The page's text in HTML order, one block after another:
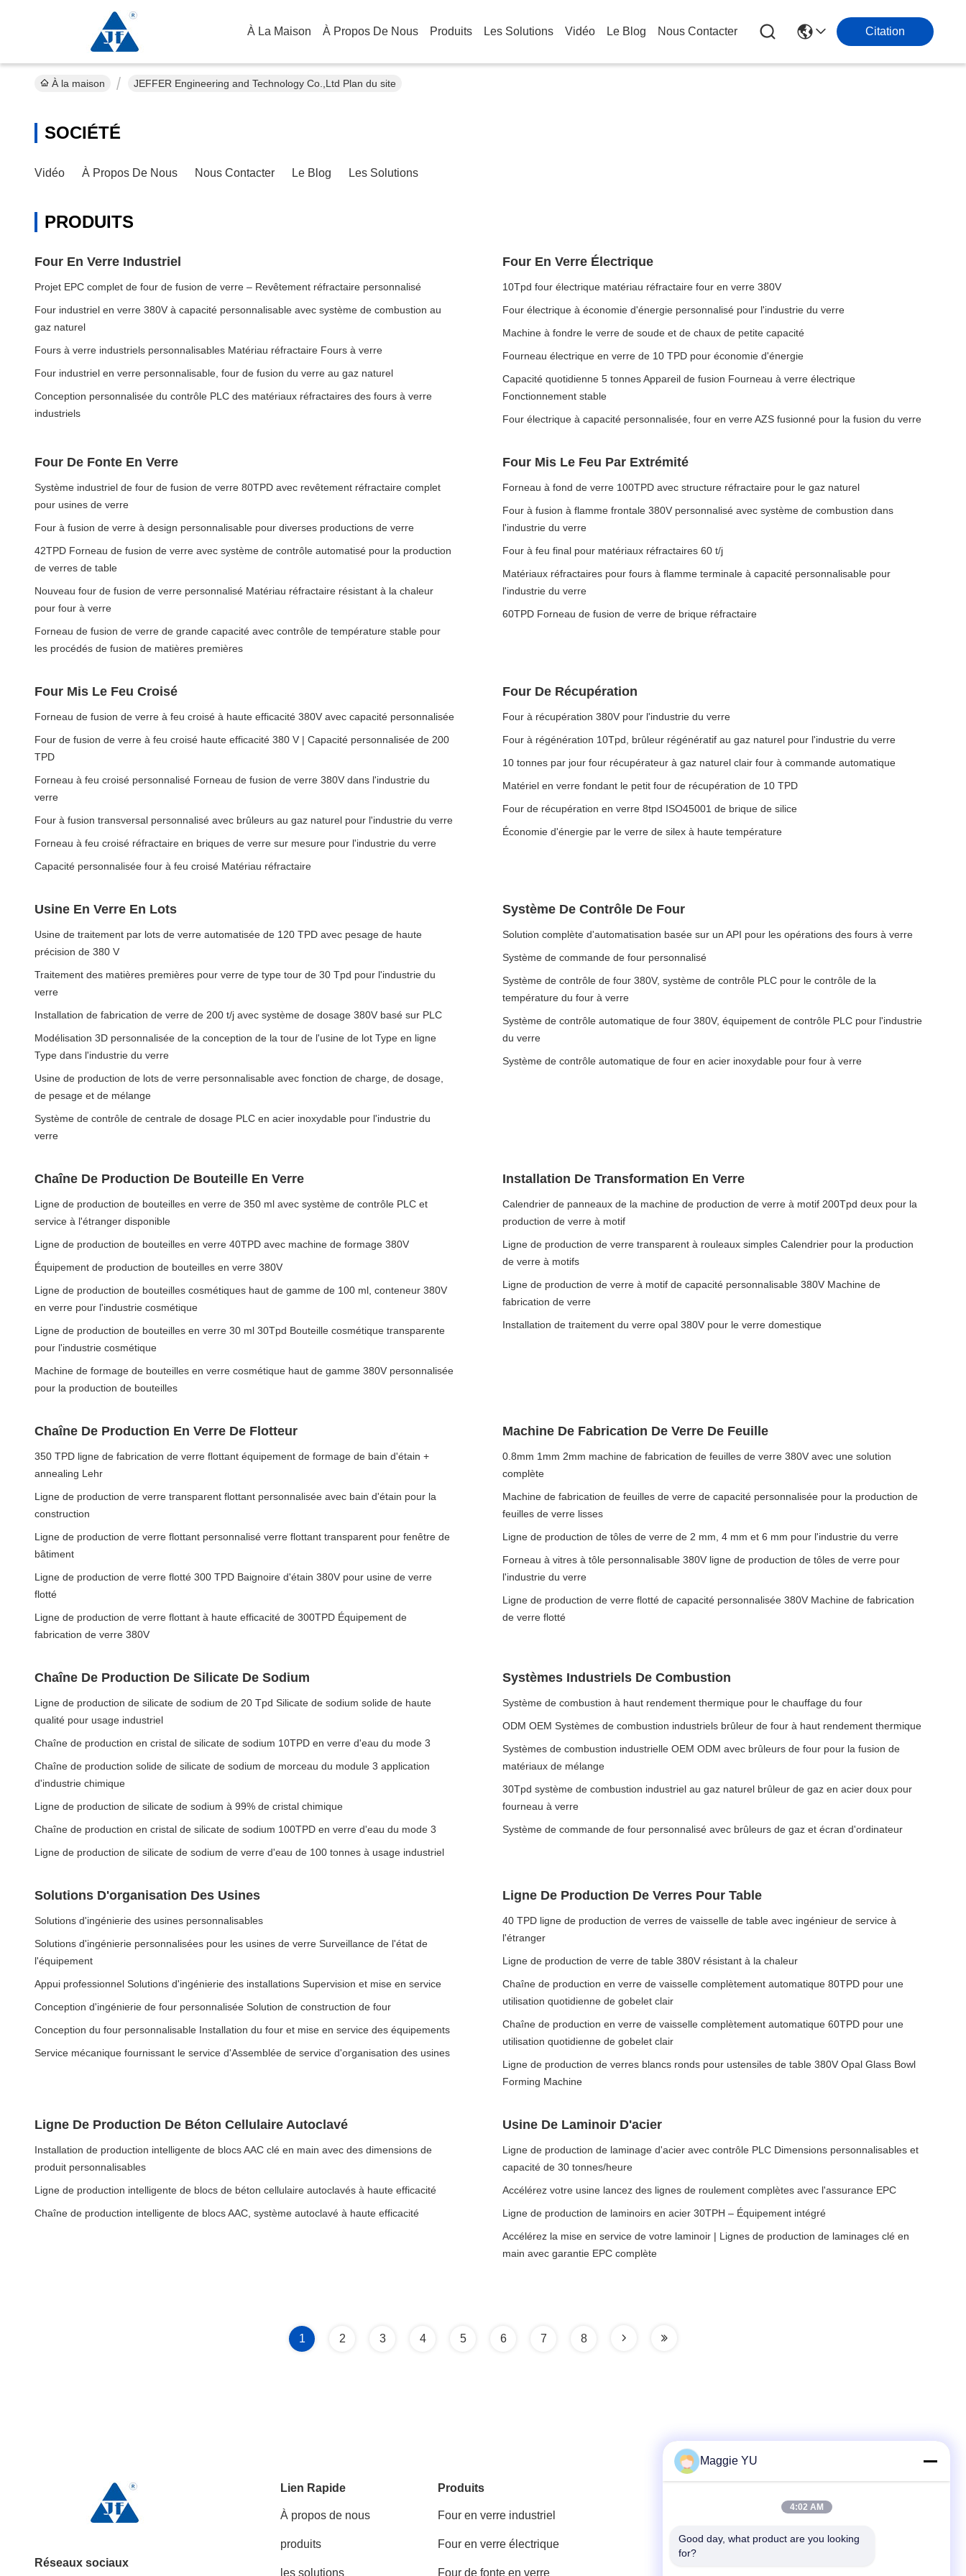
À La Maison À Propos De Nous Produits Les Solutions Vidéo Le Blog Nous Contacter Citation
À la maison JEFFER Engineering and Technology Co.,Ltd Plan du site
SOCIÉTÉ
Vidéo À Propos De Nous Nous Contacter Le Blog Les Solutions
PRODUITS
Four En Verre Industriel
Projet EPC complet de four de fusion de verre – Revêtement réfractaire personnalisé
Four industriel en verre 380V à capacité personnalisable avec système de combustion au
gaz naturel
Fours à verre industriels personnalisables Matériau réfractaire Fours à verre
Four industriel en verre personnalisable, four de fusion du verre au gaz naturel
Conception personnalisée du contrôle PLC des matériaux réfractaires des fours à verre
industriels
Four En Verre Électrique
10Tpd four électrique matériau réfractaire four en verre 380V
Four électrique à économie d'énergie personnalisé pour l'industrie du verre
Machine à fondre le verre de soude et de chaux de petite capacité
Fourneau électrique en verre de 10 TPD pour économie d'énergie
Capacité quotidienne 5 tonnes Appareil de fusion Fourneau à verre électrique
Fonctionnement stable
Four électrique à capacité personnalisée, four en verre AZS fusionné pour la fusion du verre
Four De Fonte En Verre
Système industriel de four de fusion de verre 80TPD avec revêtement réfractaire complet
pour usines de verre
Four à fusion de verre à design personnalisable pour diverses productions de verre
42TPD Forneau de fusion de verre avec système de contrôle automatisé pour la production
de verres de table
Nouveau four de fusion de verre personnalisé Matériau réfractaire résistant à la chaleur
pour four à verre
Forneau de fusion de verre de grande capacité avec contrôle de température stable pour
les procédés de fusion de matières premières
Four Mis Le Feu Par Extrémité
Forneau à fond de verre 100TPD avec structure réfractaire pour le gaz naturel
Four à fusion à flamme frontale 380V personnalisé avec système de combustion dans
l'industrie du verre
Four à feu final pour matériaux réfractaires 60 t/j
Matériaux réfractaires pour fours à flamme terminale à capacité personnalisable pour
l'industrie du verre
60TPD Forneau de fusion de verre de brique réfractaire
Four Mis Le Feu Croisé
Forneau de fusion de verre à feu croisé à haute efficacité 380V avec capacité personnalisée
Four de fusion de verre à feu croisé haute efficacité 380 V | Capacité personnalisée de 200
TPD
Forneau à feu croisé personnalisé Forneau de fusion de verre 380V dans l'industrie du
verre
Four à fusion transversal personnalisé avec brûleurs au gaz naturel pour l'industrie du verre
Forneau à feu croisé réfractaire en briques de verre sur mesure pour l'industrie du verre
Capacité personnalisée four à feu croisé Matériau réfractaire
Four De Récupération
Four à récupération 380V pour l'industrie du verre
Four à régénération 10Tpd, brûleur régénératif au gaz naturel pour l'industrie du verre
10 tonnes par jour four récupérateur à gaz naturel clair four à commande automatique
Matériel en verre fondant le petit four de récupération de 10 TPD
Four de récupération en verre 8tpd ISO45001 de brique de silice
Économie d'énergie par le verre de silex à haute température
Usine En Verre En Lots
Usine de traitement par lots de verre automatisée de 120 TPD avec pesage de haute
précision de 380 V
Traitement des matières premières pour verre de type tour de 30 Tpd pour l'industrie du
verre
Installation de fabrication de verre de 200 t/j avec système de dosage 380V basé sur PLC
Modélisation 3D personnalisée de la conception de la tour de l'usine de lot Type en ligne
Type dans l'industrie du verre
Usine de production de lots de verre personnalisable avec fonction de charge, de dosage,
de pesage et de mélange
Système de contrôle de centrale de dosage PLC en acier inoxydable pour l'industrie du
verre
Système De Contrôle De Four
Solution complète d'automatisation basée sur un API pour les opérations des fours à verre
Système de commande de four personnalisé
Système de contrôle de four 380V, système de contrôle PLC pour le contrôle de la
température du four à verre
Système de contrôle automatique de four 380V, équipement de contrôle PLC pour l'industrie
du verre
Système de contrôle automatique de four en acier inoxydable pour four à verre
Chaîne De Production De Bouteille En Verre
Ligne de production de bouteilles en verre de 350 ml avec système de contrôle PLC et
service à l'étranger disponible
Ligne de production de bouteilles en verre 40TPD avec machine de formage 380V
Équipement de production de bouteilles en verre 380V
Ligne de production de bouteilles cosmétiques haut de gamme de 100 ml, conteneur 380V
en verre pour l'industrie cosmétique
Ligne de production de bouteilles en verre 30 ml 30Tpd Bouteille cosmétique transparente
pour l'industrie cosmétique
Machine de formage de bouteilles en verre cosmétique haut de gamme 380V personnalisée
pour la production de bouteilles
Installation De Transformation En Verre
Calendrier de panneaux de la machine de production de verre à motif 200Tpd deux pour la
production de verre à motif
Ligne de production de verre transparent à rouleaux simples Calendrier pour la production
de verre à motifs
Ligne de production de verre à motif de capacité personnalisable 380V Machine de
fabrication de verre
Installation de traitement du verre opal 380V pour le verre domestique
Chaîne De Production En Verre De Flotteur
350 TPD ligne de fabrication de verre flottant équipement de formage de bain d'étain +
annealing Lehr
Ligne de production de verre transparent flottant personnalisée avec bain d'étain pour la
construction
Ligne de production de verre flottant personnalisé verre flottant transparent pour fenêtre de
bâtiment
Ligne de production de verre flotté 300 TPD Baignoire d'étain 380V pour usine de verre
flotté
Ligne de production de verre flottant à haute efficacité de 300TPD Équipement de
fabrication de verre 380V
Machine De Fabrication De Verre De Feuille
0.8mm 1mm 2mm machine de fabrication de feuilles de verre 380V avec une solution
complète
Machine de fabrication de feuilles de verre de capacité personnalisée pour la production de
feuilles de verre lisses
Ligne de production de tôles de verre de 2 mm, 4 mm et 6 mm pour l'industrie du verre
Forneau à vitres à tôle personnalisable 380V ligne de production de tôles de verre pour
l'industrie du verre
Ligne de production de verre flotté de capacité personnalisée 380V Machine de fabrication
de verre flotté
Chaîne De Production De Silicate De Sodium
Ligne de production de silicate de sodium de 20 Tpd Silicate de sodium solide de haute
qualité pour usage industriel
Chaîne de production en cristal de silicate de sodium 10TPD en verre d'eau du mode 3
Chaîne de production solide de silicate de sodium de morceau du module 3 application
d'industrie chimique
Ligne de production de silicate de sodium à 99% de cristal chimique
Chaîne de production en cristal de silicate de sodium 100TPD en verre d'eau du mode 3
Ligne de production de silicate de sodium de verre d'eau de 100 tonnes à usage industriel
Systèmes Industriels De Combustion
Système de combustion à haut rendement thermique pour le chauffage du four
ODM OEM Systèmes de combustion industriels brûleur de four à haut rendement thermique
Systèmes de combustion industrielle OEM ODM avec brûleurs de four pour la fusion de
matériaux de mélange
30Tpd système de combustion industriel au gaz naturel brûleur de gaz en acier doux pour
fourneau à verre
Système de commande de four personnalisé avec brûleurs de gaz et écran d'ordinateur
Solutions D'organisation Des Usines
Solutions d'ingénierie des usines personnalisables
Solutions d'ingénierie personnalisées pour les usines de verre Surveillance de l'état de
l'équipement
Appui professionnel Solutions d'ingénierie des installations Supervision et mise en service
Conception d'ingénierie de four personnalisée Solution de construction de four
Conception du four personnalisable Installation du four et mise en service des équipements
Service mécanique fournissant le service d'Assemblée de service d'organisation des usines
Ligne De Production De Verres Pour Table
40 TPD ligne de production de verres de vaisselle de table avec ingénieur de service à
l'étranger
Ligne de production de verre de table 380V résistant à la chaleur
Chaîne de production en verre de vaisselle complètement automatique 80TPD pour une
utilisation quotidienne de gobelet clair
Chaîne de production en verre de vaisselle complètement automatique 60TPD pour une
utilisation quotidienne de gobelet clair
Ligne de production de verres blancs ronds pour ustensiles de table 380V Opal Glass Bowl
Forming Machine
Ligne De Production De Béton Cellulaire Autoclavé
Installation de production intelligente de blocs AAC clé en main avec des dimensions de
produit personnalisables
Ligne de production intelligente de blocs de béton cellulaire autoclavés à haute efficacité
Chaîne de production intelligente de blocs AAC, système autoclavé à haute efficacité
Usine De Laminoir D'acier
Ligne de production de laminage d'acier avec contrôle PLC Dimensions personnalisables et
capacité de 30 tonnes/heure
Accélérez votre usine lancez des lignes de roulement complètes avec l'assurance EPC
Ligne de production de laminoirs en acier 30TPH – Équipement intégré
Accélérez la mise en service de votre laminoir | Lignes de production de laminages clé en
main avec garantie EPC complète
1 2 3 4 5 6 7 8
Réseaux sociaux
Lien Rapide
À propos de nous
produits
les solutions
Produits
Four en verre industriel
Four en verre électrique
Four de fonte en verre
+86-23-6775-9464
Maggie YU
4:02 AM
Good day, what product are you looking
for?